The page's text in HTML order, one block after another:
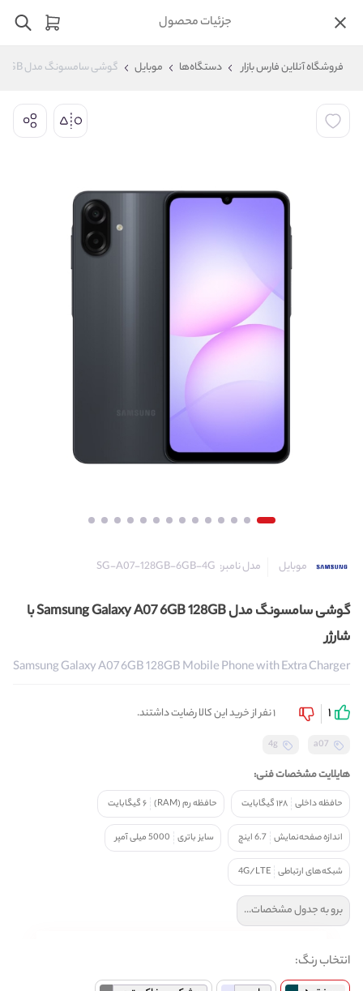
جزئیات محصول
فروشگاه آنلاین فارس بازار دستگاه‌ها موبایل گوشی سامسونگ مدل Samsung Galaxy A07 6GB 128GB با شارژر
موبایل مدل نامبر: SG-A07-128GB-6GB-4G
گوشی سامسونگ مدل Samsung Galaxy A07 6GB 128GB با
شارژر
Samsung Galaxy A07 6GB 128GB Mobile Phone with Extra Charger
1 1 نفر از خرید این کالا رضایت داشتند.
a07
4g
هایلایت مشخصات فنی:
حافظه داخلی ۱۲۸ گیگابایت حافظه رم (RAM) ۶ گیگابایت
اندازه صفحه‌نمایش 6.7 اینچ سایز باتری 5000 میلی آمپر
شبکه‌های ارتباطی 4G/LTE
برو به جدول مشخصات...
انتخاب رنگ: